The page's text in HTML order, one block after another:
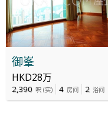
御峯
HKD28万
2,390 呎 (实) 4 房间 2 浴间